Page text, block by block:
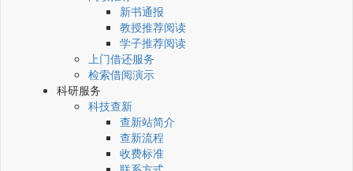
新书通报
教授推荐阅读
学子推荐阅读
上门借还服务
检索借阅演示
科研服务
科技查新
查新站简介
查新流程
收费标准